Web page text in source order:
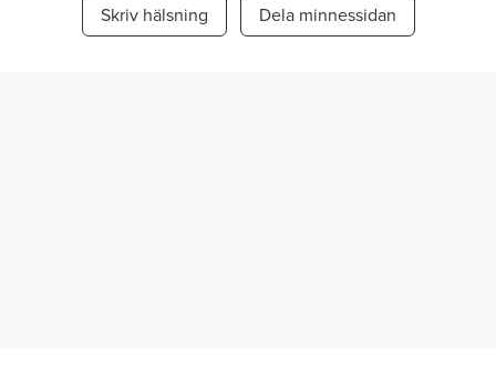
Skriv hälsning Dela minnessidan